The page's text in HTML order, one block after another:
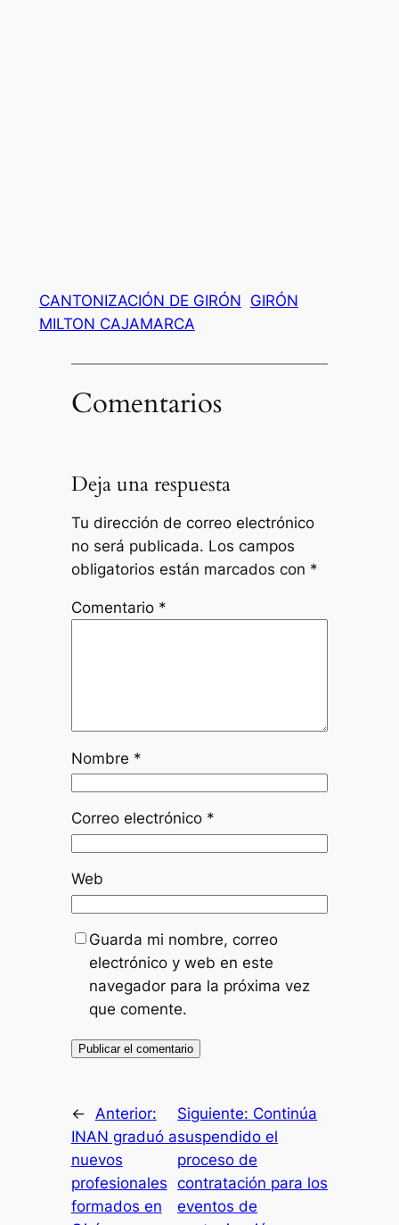
CANTONIZACIÓN DE GIRÓN GIRÓN
MILTON CAJAMARCA
Comentarios
Deja una respuesta
Tu dirección de correo electrónico
no será publicada. Los campos
obligatorios están marcados con *
Comentario *
Nombre *
Correo electrónico *
Web
Guarda mi nombre, correo
electrónico y web en este
navegador para la próxima vez
que comente.
← Anterior:
INAN graduó a
nuevos
profesionales
formados en
Siguiente: Continúa
suspendido el
proceso de
contratación para los
eventos de